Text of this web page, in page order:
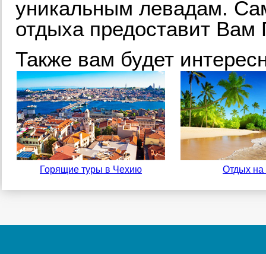
уникальным левадам.
отдыха предоставит Вам
Также вам будет
Горящие туры в Чехию Отдых на